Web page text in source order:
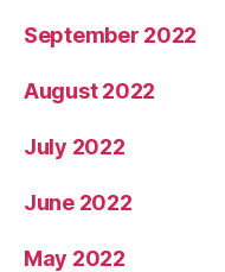
September 2022
August 2022
July 2022
June 2022
May 2022